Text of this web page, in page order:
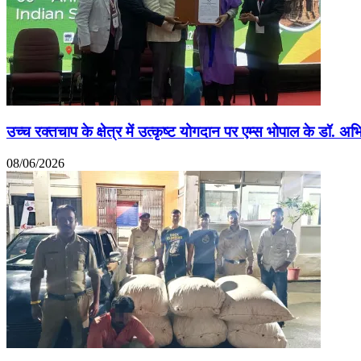
उच्च रक्तचाप के क्षेत्र में उत्कृष्ट योगदान पर एम्स भोपाल के डॉ.
08/06/2026